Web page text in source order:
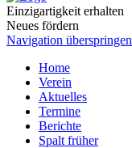
Einzigartigkeit erhalten
Neues fördern
Navigation überspringen
Home
Verein
Aktuelles
Termine
Berichte
Spalt früher